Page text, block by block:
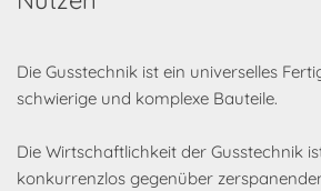
Die Gusstechnik ist ein universelles
schwierige und komplexe Bauteile.
Die Wirtschaftlichkeit der Gusstechnik
konkurrenzlos gegenüber